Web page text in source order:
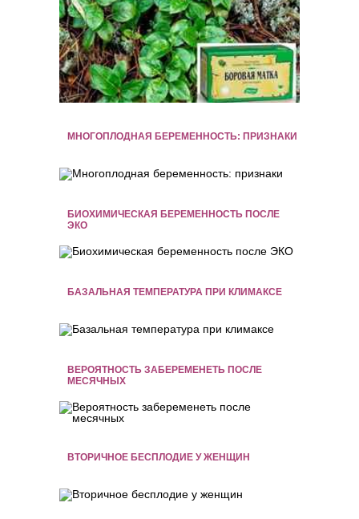
МНОГОПЛОДНАЯ БЕРЕМЕННОСТЬ: ПРИЗНАКИ
БИОХИМИЧЕСКАЯ БЕРЕМЕННОСТЬ ПОСЛЕ
ЭКО
БАЗАЛЬНАЯ ТЕМПЕРАТУРА ПРИ КЛИМАКСЕ
ВЕРОЯТНОСТЬ ЗАБЕРЕМЕНЕТЬ ПОСЛЕ
МЕСЯЧНЫХ
ВТОРИЧНОЕ БЕСПЛОДИЕ У ЖЕНЩИН